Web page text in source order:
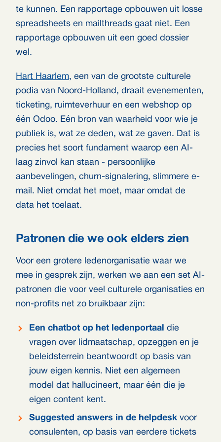
te kunnen. Een rapportage opbouwen uit losse
spreadsheets en mailthreads gaat niet. Een
rapportage opbouwen uit een goed dossier
wel.
Hart Haarlem, een van de grootste culturele
podia van Noord-Holland, draait evenementen,
ticketing, ruimteverhuur en een webshop op
één Odoo. Eén bron van waarheid voor wie je
publiek is, wat ze deden, wat ze gaven. Dat is
precies het soort fundament waarop een AI-
laag zinvol kan staan - persoonlijke
aanbevelingen, churn-signalering, slimmere e-
mail. Niet omdat het moet, maar omdat de
data het toelaat.
Patronen die we ook elders zien
Voor een grotere ledenorganisatie waar we
mee in gesprek zijn, werken we aan een set AI-
patronen die voor veel culturele organisaties en
non-profits net zo bruikbaar zijn:
Een chatbot op het ledenportaal die
vragen over lidmaatschap, opzeggen en je
beleidsterrein beantwoordt op basis van
jouw eigen kennis. Niet een algemeen
model dat hallucineert, maar één die je
eigen content kent.
Suggested answers in de helpdeskvoor
consulenten, op basis van eerdere tickets